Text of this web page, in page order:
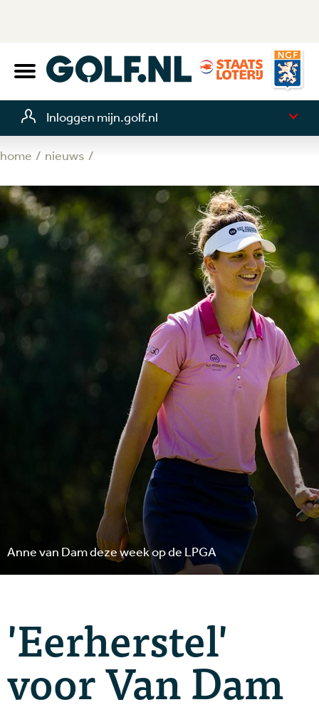
Inloggen mijn.golf.nl
home nieuws
Anne van Dam deze week op de LPGA
'Eerherstel'
voor Van Dam